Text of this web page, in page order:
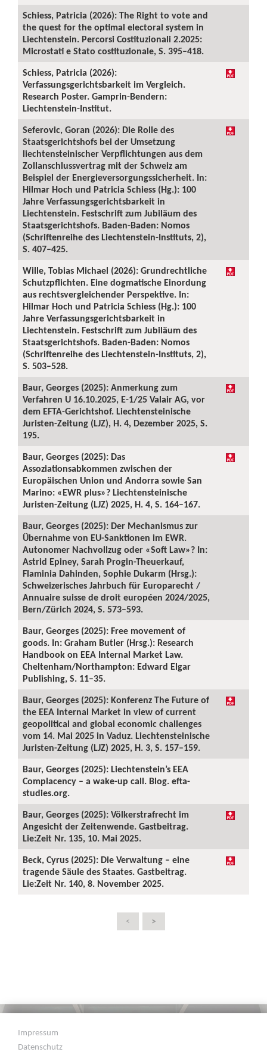
Schiess, Patricia (2026): The Right to vote and
the quest for the optimal electoral system in
Liechtenstein. Percorsi Costituzionali 2.2025:
Microstati e Stato costituzionale, S. 395–418.
Schiess, Patricia (2026):
Verfassungsgerichtsbarkeit im Vergleich.
Research Poster. Gamprin-Bendern:
Liechtenstein-Institut.
Seferovic, Goran (2026): Die Rolle des
Staatsgerichtshofs bei der Umsetzung
liechtensteinischer Verpflichtungen aus dem
Zollanschlussvertrag mit der Schweiz am
Beispiel der Energieversorgungssicherheit. In:
Hilmar Hoch und Patricia Schiess (Hg.): 100
Jahre Verfassungsgerichtsbarkeit in
Liechtenstein. Festschrift zum Jubiläum des
Staatsgerichtshofs. Baden-Baden: Nomos
(Schriftenreihe des Liechtenstein-Instituts, 2),
S. 407–425.
Wille, Tobias Michael (2026): Grundrechtliche
Schutzpflichten. Eine dogmatische Einordung
aus rechtsvergleichender Perspektive. In:
Hilmar Hoch und Patricia Schiess (Hg.): 100
Jahre Verfassungsgerichtsbarkeit in
Liechtenstein. Festschrift zum Jubiläum des
Staatsgerichtshofs. Baden-Baden: Nomos
(Schriftenreihe des Liechtenstein-Instituts, 2),
S. 503–528.
Baur, Georges (2025): Anmerkung zum
Verfahren U 16.10.2025, E-1/25 Valair AG, vor
dem EFTA-Gerichtshof. Liechtensteinische
Juristen-Zeitung (LJZ), H. 4, Dezember 2025, S.
195.
Baur, Georges (2025): Das
Assoziationsabkommen zwischen der
Europäischen Union und Andorra sowie San
Marino: «EWR plus»? Liechtensteinische
Juristen-Zeitung (LJZ) 2025, H. 4, S. 164–167.
Baur, Georges (2025): Der Mechanismus zur
Übernahme von EU-Sanktionen im EWR.
Autonomer Nachvollzug oder «Soft Law»? In:
Astrid Epiney, Sarah Progin-Theuerkauf,
Flaminia Dahinden, Sophie Dukarm (Hrsg.):
Schweizerisches Jahrbuch für Europarecht /
Annuaire suisse de droit européen 2024/2025,
Bern/Zürich 2024, S. 573–593.
Baur, Georges (2025): Free movement of
goods. In: Graham Butler (Hrsg.): Research
Handbook on EEA Internal Market Law.
Cheltenham/Northampton: Edward Elgar
Publishing, S. 11–35.
Baur, Georges (2025): Konferenz The Future of
the EEA Internal Market in view of current
geopolitical and global economic challenges
vom 14. Mai 2025 in Vaduz. Liechtensteinische
Juristen-Zeitung (LJZ) 2025, H. 3, S. 157–159.
Baur, Georges (2025): Liechtenstein’s EEA
Complacency – a wake-up call. Blog. efta-
studies.org.
Baur, Georges (2025): Völkerstrafrecht im
Angesicht der Zeitenwende. Gastbeitrag.
Lie:Zeit Nr. 135, 10. Mai 2025.
Beck, Cyrus (2025): Die Verwaltung – eine
tragende Säule des Staates. Gastbeitrag.
Lie:Zeit Nr. 140, 8. November 2025.
< >
Impressum
Datenschutz